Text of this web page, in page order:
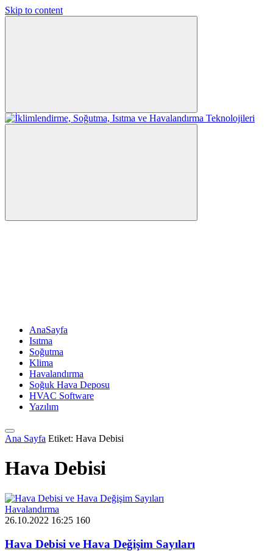
Skip to content
AnaSayfa
Isıtma
Soğutma
Klima
Havalandırma
Soğuk Hava Deposu
HVAC Software
Yazılım
Ana Sayfa Etiket: Hava Debisi
Hava Debisi
Havalandırma
26.10.2022 16:25 160
Hava Debisi ve Hava Değişim Sayıları